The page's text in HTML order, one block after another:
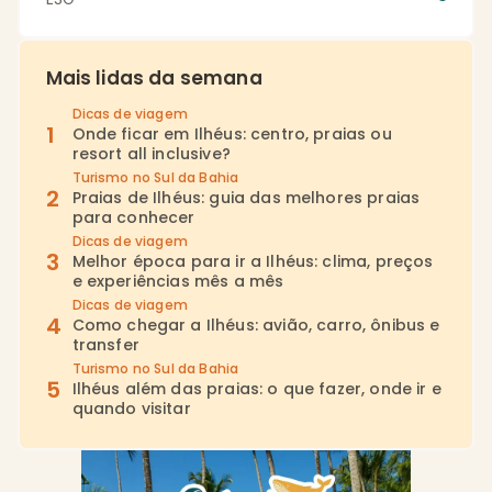
Mais lidas da semana
Dicas de viagem
Onde ficar em Ilhéus: centro, praias ou
resort all inclusive?
Turismo no Sul da Bahia
Praias de Ilhéus: guia das melhores praias
para conhecer
Dicas de viagem
Melhor época para ir a Ilhéus: clima, preços
e experiências mês a mês
Dicas de viagem
Como chegar a Ilhéus: avião, carro, ônibus e
transfer
Turismo no Sul da Bahia
Ilhéus além das praias: o que fazer, onde ir e
quando visitar